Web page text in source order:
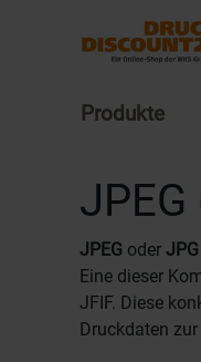
Produkte
JPEG
JPEG oder JPG
Eine dieser
JFIF. Diese
Druckdaten